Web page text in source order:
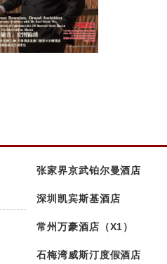
张家界京武铂尔曼酒店
深圳凯宾斯基酒店
常州万豪酒店（X1）
石梅湾威斯汀度假酒店